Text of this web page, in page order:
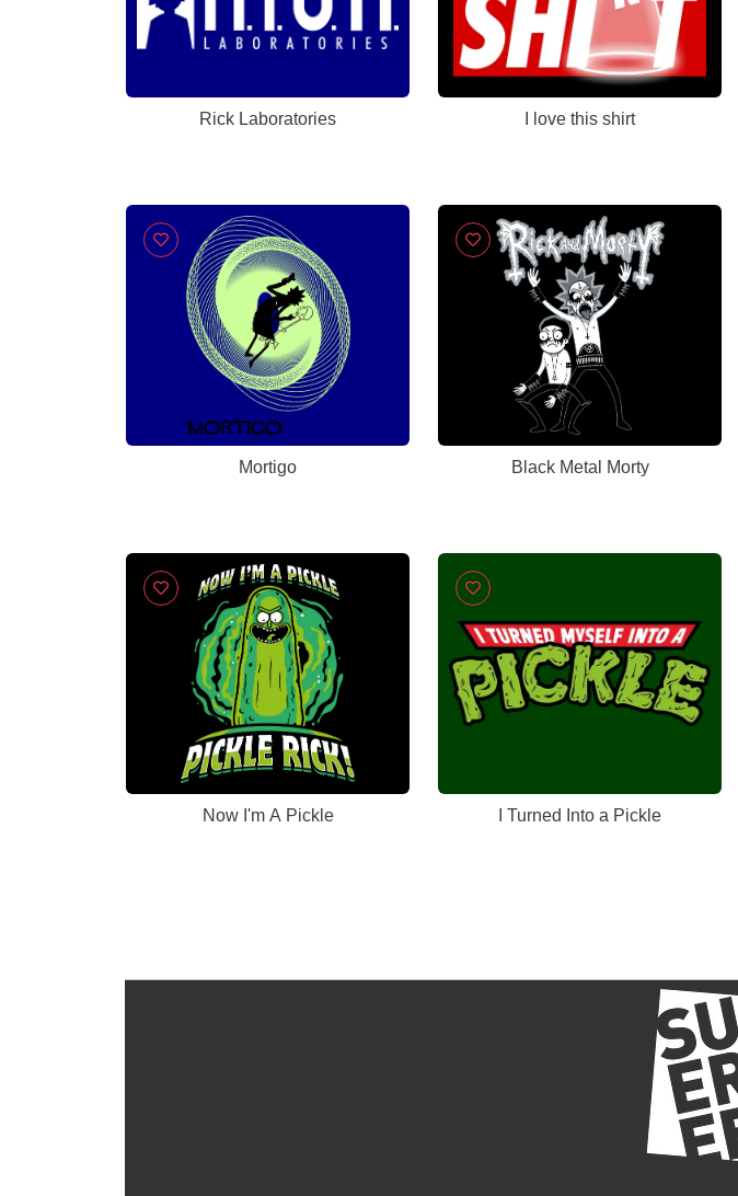
Rick Laboratories I love this shirt
Mortigo Black Metal Morty
Now I'm A Pickle I Turned Into a Pickle